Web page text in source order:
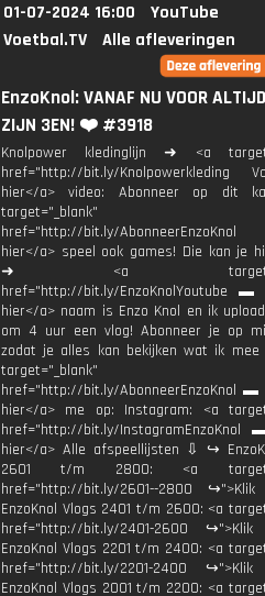
01-07-2024 16:00
YouTube
Voetbal.TV
Alle afleveringen
EnzoKnol: VANAF NU VOOR
ZIJN 3EN! ❤️ #3918
Knolpower kledinglijn ➜ <a
href="http://bit.ly/Knolpowerkleding
hier</a> video: Abonneer op dit
target="_blank"
href="http://bit.ly/
hier</a> speel ook games! Die kan je
➜ <a
href="http://bit.ly/EnzoKnolYoutube ▬
hier</a> naam is Enzo Knol en ik
om 4 uur een vlog! Abonneer je op
zodat je alles kan bekijken wat ik mee
target="_blank"
href="http://bit.ly/AbonneerEnzoKnol ▬
hier</a> me op: Instagram: <a
href="http://bit.ly/InstagramEnzoKnol
hier</a> Alle afspeellijsten ⇩ ↪
2601 t/m 2800: <a
href="http://bit.ly/2601--2800
EnzoKnol Vlogs 2401 t/m 2600: <a
href="http://bit.ly/2401-2600 ↪">Klik
EnzoKnol Vlogs 2201 t/m 2400: <a
href="http://bit.ly/2201-2400 ↪">Klik
EnzoKnol Vlogs 2001 t/m 2200: <a